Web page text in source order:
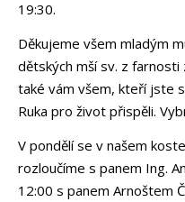
19:30.
Děkujeme všem mladým
dětských mší sv. z farnosti
také vám všem, kteří jste
Ruka pro život přispěli.
V pondělí se v našem
rozloučíme s panem Ing.
12:00 s panem Arnoštem